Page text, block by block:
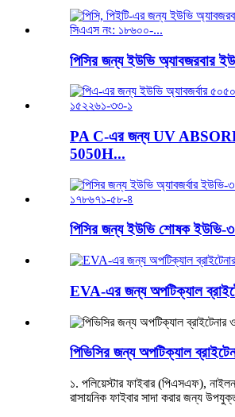
পিসির জন্য ইউভি অ্যাবজরবার
PA C-এর জন্য UV
5050H...
পিসির জন্য ইউভি শোষক ইউভি-
EVA-এর জন্য অপটিক্যাল
পিভিসির জন্য অপটিক্যাল
১. পলিয়েস্টার ফাইবার (পিএসএফ),
রাসায়নিক ফাইবার সাদা করার জন্য